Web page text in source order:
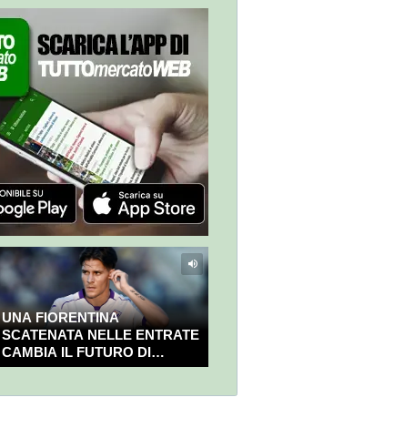
UNA FIORENTINA
SCATENATA NELLE ENTRATE
CAMBIA IL FUTURO DI
NICOLÒ FAGIOLI?